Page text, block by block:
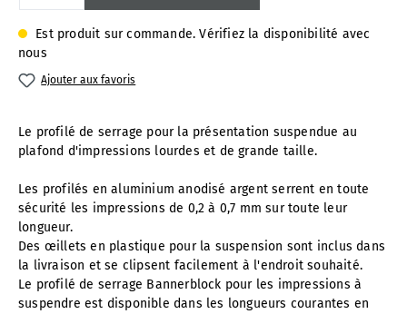
Est produit sur commande. Vérifiez la disponibilité avec
nous
Ajouter aux favoris
Le profilé de serrage pour la présentation suspendue au
plafond d'impressions lourdes et de grande taille.
Les profilés en aluminium anodisé argent serrent en toute
sécurité les impressions de 0,2 à 0,7 mm sur toute leur
longueur.
Des œillets en plastique pour la suspension sont inclus dans
la livraison et se clipsent facilement à l'endroit souhaité.
Le profilé de serrage Bannerblock pour les impressions à
suspendre est disponible dans les longueurs courantes en